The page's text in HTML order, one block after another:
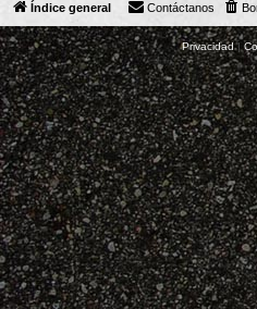
Índice general Contáctanos
Privacidad|